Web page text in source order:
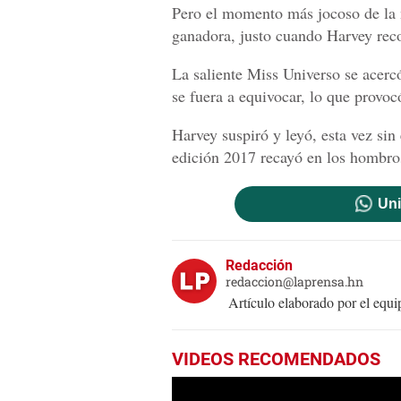
Pero el momento más jocoso de
ganadora, justo cuando Harvey
La saliente Miss Universo se
se fuera a equivocar, lo que
Harvey suspiró y leyó, esta vez
edición 2017 recayó en los
Redacción
redaccion@laprensa.hn
Artículo elaborado por el
VIDEOS RECOMENDADOS